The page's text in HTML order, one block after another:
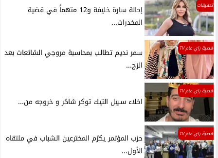
تحقيقات
إحالة سارة خليفة و12 متهماً في قضية
المخدرات...
قضية راي عام TV
سمر نديم تطالب بمحاسبة مروجي الشائعات بعد
الزج...
قضية راي عام TV
اخلاء سبيل التيك توكر شاكر و خروجه من...
قضية راي عام TV
حزب المؤتمر يكرّم المخترعين الشباب في ملتقاه
الأول...